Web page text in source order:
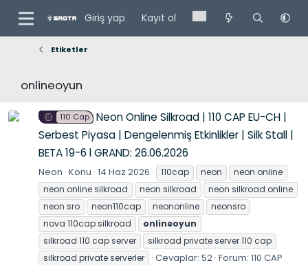
Giriş yap Kayıt ol
Etiketler
onlineoyun
110 Cap
Neon Online Silkroad | 110 CAP EU-CH |
Serbest Piyasa | Dengelenmiş Etkinlikler | Silk Stall |
BETA 19-6 l GRAND: 26.06.2026
Neon Konu 14 Haz 2026 110cap neon
neon online
neon online silkroad
neon silkroad
neon silkroad online
neon sro
neon110cap neononline
neonsro
nova 110cap silkroad
onlineoyun
silkroad 110 cap server
silkroad private server 110 cap
silkroad private serverler
Cevaplar: 52 Forum: 110 CAP